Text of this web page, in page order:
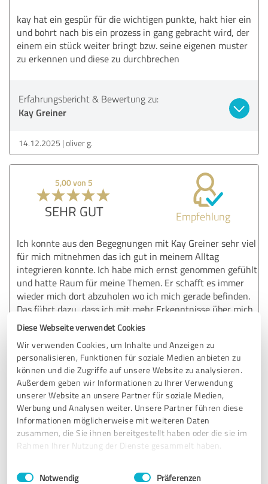
Diese Webseite verwendet Cookies
Wir verwenden Cookies, um Inhalte und Anzeigen zu
personalisieren, Funktionen für soziale Medien anbieten zu
können und die Zugriffe auf unsere Website zu analysieren.
Außerdem geben wir Informationen zu Ihrer Verwendung
unserer Website an unsere Partner für soziale Medien,
Werbung und Analysen weiter. Unsere Partner führen diese
Informationen möglicherweise mit weiteren Daten
zusammen, die Sie ihnen bereitgestellt haben oder die sie im
Rahmen Ihrer Nutzung der Dienste gesammelt haben.
Impressum Datenschutzbestimmungen
Einwilligungsauswahl
Notwendig Präferenzen
kay hat ein gespür für die wichtigen punkte, hakt hier ein
und bohrt nach bis ein prozess in gang gebracht wird, der
einem ein stück weiter bringt bzw. seine eigenen muster
zu erkennen und diese zu durchbrechen
Erfahrungsbericht & Bewertung zu:
Kay Greiner
14.12.2025 oliver g.
5,00 von 5
SEHR GUT Empfehlung
Ich konnte aus den Begegnungen mit Kay Greiner sehr viel
für mich mitnehmen das ich gut in meinem Alltag
integrieren konnte. Ich habe mich ernst genommen gefühlt
und hatte Raum für meine Themen. Er schafft es immer
wieder mich dort abzuholen wo ich mich gerade befinden.
Das führt dazu, dass ich mit mehr Erkenntnisse über mich
selbst nach Hause gehe. Ich kann Kay Greiner wärmsten
Herzen weiter empfehlen und freue mich auf jede neue
Begegnung mit ihm. Danke dass es einen so tollen
Menschen wie dich gibt.
Erfahrungsbericht & Bewertung zu:
Kay Greiner
11.12.2025 Dieter K.
Kommentar von Kay Greiner: